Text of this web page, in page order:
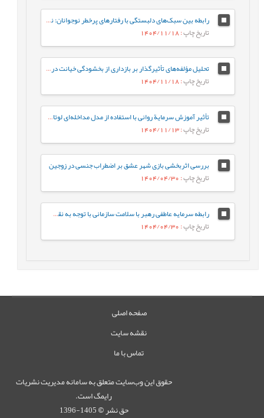
رابطه بین سبک‌های دلبستگی با رفتارهای پرخطر نوجوانان: نقش میانجی تنظیم شناختی هیجان در نوجوانان
تاریخ چاپ: 1404/11/18
تحلیل مؤلفه‌های تأثیرگذار بر بازداری از بخشودگی خیانت در مردان و زنان آسیب‌دیده
تاریخ چاپ: 1404/11/18
تأثیر آموزش سرمایة روانی با استفاده از مدل مداخله‌ای لوتانز، بر سرمایة روانی کارشناسان شاغل در یک شرکت صنعتی
تاریخ چاپ: 1404/11/13
بررسی اثربخشی بازی شهر عشق بر اضطراب جنسی در زوجین
تاریخ چاپ: 1404/04/30
رابطه سرمایه عاطفی رهبر با سلامت سازمانی با توجه به نقش واسطه‌ای سرمایه عاطفی پرستاران
تاریخ چاپ: 1404/04/30
صفحه اصلی
نقشه سایت
تماس با ما
حقوق این وب‌سایت متعلق به سامانه مدیریت نشریات
رایمگ است.
حق نشر ©
1405-1396